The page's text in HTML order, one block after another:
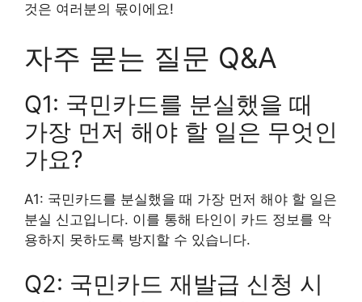
것은 여러분의 몫이에요!
자주 묻는 질문 Q&A
Q1: 국민카드를 분실했을 때
가장 먼저 해야 할 일은 무엇인
가요?
A1: 국민카드를 분실했을 때 가장 먼저 해야 할 일은
분실 신고입니다. 이를 통해 타인이 카드 정보를 악
용하지 못하도록 방지할 수 있습니다.
Q2: 국민카드 재발급 신청 시